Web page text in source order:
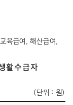
육급여, 해산급여,
활수급자
(단위 : 원)